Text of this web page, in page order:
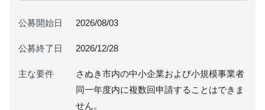
公募開始日 2026/08/03
公募終了日 2026/12/28
主な要件
さぬき市内の中小企業および小規模事業者
同一年度内に複数回申請することはできま
せん。